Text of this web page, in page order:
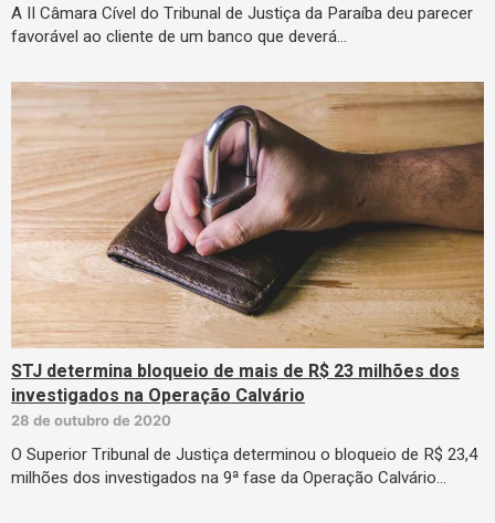
A II Câmara Cível do Tribunal de Justiça da Paraíba deu parecer
favorável ao cliente de um banco que deverá…
STJ determina bloqueio de mais de R$ 23 milhões dos
investigados na Operação Calvário
28 de outubro de 2020
O Superior Tribunal de Justiça determinou o bloqueio de R$ 23,4
milhões dos investigados na 9ª fase da Operação Calvário…